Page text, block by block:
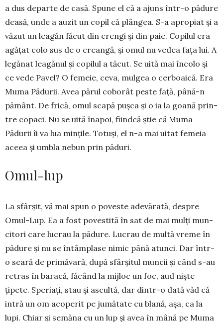
a dus departe de casă. Spune el că a ajuns într-o pă­dure
deasă, unde a auzit un copil că plângea. S-a apro­piat și a
vă­zut un lea­găn făcut din crengi și din paie. Co­pilul era
agă­­țat colo sus de o creangă, și omul nu ve­dea fața lui. A
le­gănat leagănul și copilul a tăcut. Se uită mai încolo și
ce vede Pavel? O fe­meie, ceva, mulgea o cerboaică. Era
Muma Pădurii. Avea părul coborât pes­­te față, până-n
pământ. De frică, omul scapă pușca și o ia la goa­nă prin­
tre copaci. Nu se uită înapoi, fiind­că știe că Muma
Pădurii îi va lua mințile. Totuși, el n-a mai uitat fe­me­ia
aceea și umbla ne­bun prin păduri.
Omul-lup
La sfârșit, vă mai spun o poveste ade­vă­rată, despre
Omul-Lup. Ea a fost po­vestită în sat de mai mulți mun­­
citori care lucrau la pădure. Lu­crau de multă vreme în
pădure și nu se întâmplase nimic pâ­nă atunci. Dar într-
o seară de primăvară, după sfâr­șitul muncii și când s-au
retras în ba­­racă, făcând la mijloc un foc, aud niște
țipete. Spe­riați, stau și ascultă, dar dintr-o dată văd că
intră un om acoperit pe jumă­tate cu blană, așa, ca la
lupi. Chiar și se­măna cu un lup și avea în mână pe Muma